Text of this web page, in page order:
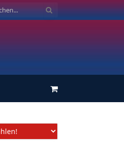
Einkaufswagen